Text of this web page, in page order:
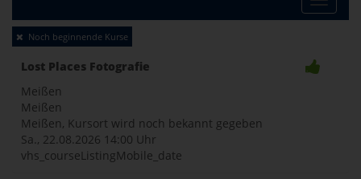
Toggle
Noch beginnende Kurse
Lost Places Fotografie
Meißen
Meißen
Meißen, Kursort wird noch bekannt gegeben
Sa., 22.08.2026 14:00 Uhr
vhs_courseListingMobile_date